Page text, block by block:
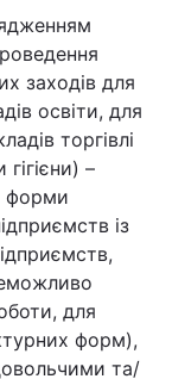
заходів для
освіти, для
торгівлі
–
форми
із
для
форм),
та/